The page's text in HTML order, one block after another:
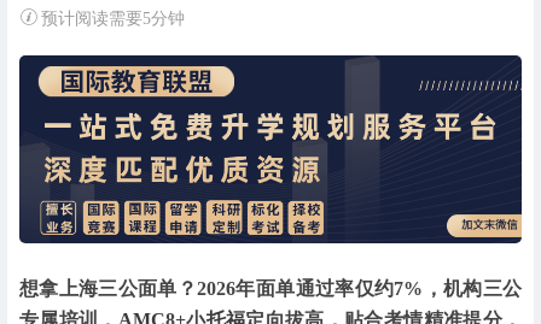
预计阅读需要5分钟
想拿上海三公面单？2026年面单通过率仅约7%，机构三公
专属培训， AMC8+小托福定向拔高，贴合考情精准提分，